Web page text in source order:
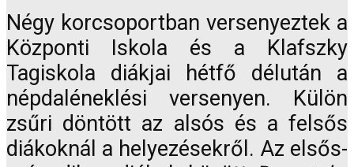
Négy korcsoportban versenyeztek a
Központi Iskola és a Klafszky
Tagiskola diákjai hétfő délután a
népdaléneklési versenyen. Külön
zsűri döntött az alsós és a felsős
diákoknál a helyezésekről. Az elsős-